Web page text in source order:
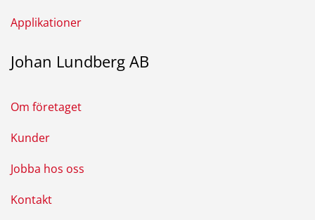
Applikationer
Johan Lundberg AB
Om företaget
Kunder
Jobba hos oss
Kontakt